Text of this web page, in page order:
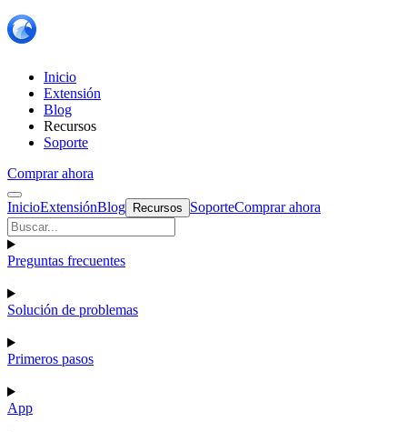
Inicio
Extensión
Blog
Recursos
Soporte
Comprar ahora
InicioExtensiónBlog Recursos SoporteComprar ahora
Preguntas frecuentes
Solución de problemas
Primeros pasos
App